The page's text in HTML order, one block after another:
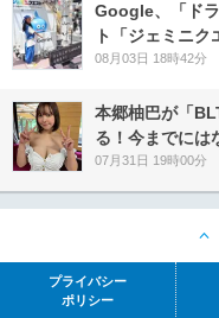
Google、「ド
ト「ジェミニ
08月03日 18時42分
本郷柚巴が「
る！今までには
07月31日 19時00分
プライバシー
ポリシー